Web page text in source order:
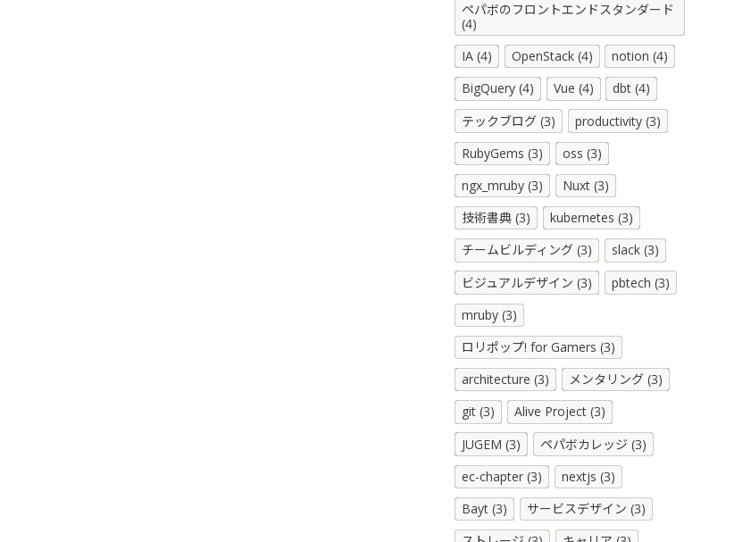
ペパボのフロントエンドスタンダード
(4)
IA (4)
OpenStack (4)
notion (4)
BigQuery (4)
Vue (4)
dbt (4)
テックブログ (3)
productivity (3)
RubyGems (3)
oss (3)
ngx_mruby (3)
Nuxt (3)
技術書典 (3)
kubernetes (3)
チームビルディング (3)
slack (3)
ビジュアルデザイン (3)
pbtech (3)
mruby (3)
ロリポップ! for Gamers (3)
architecture (3)
メンタリング (3)
git (3)
Alive Project (3)
JUGEM (3)
ペパボカレッジ (3)
ec-chapter (3)
nextjs (3)
Bayt (3)
サービスデザイン (3)